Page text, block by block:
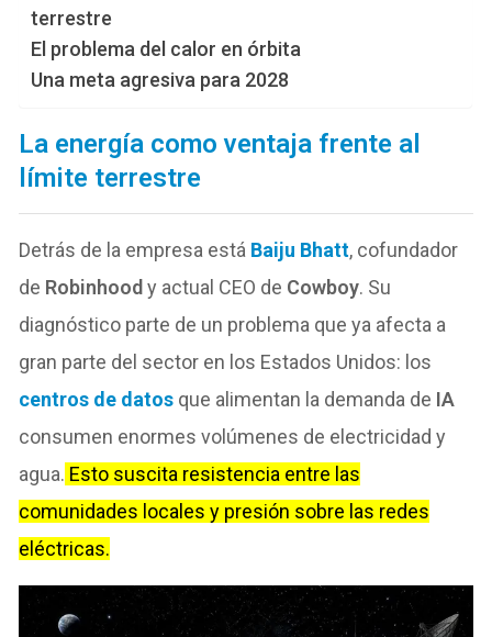
terrestre
El problema del calor en órbita
Una meta agresiva para 2028
La energía como ventaja frente al
límite terrestre
Detrás de la empresa está Baiju Bhatt, cofundador
de Robinhoody actual CEO de Cowboy. Su
diagnóstico parte de un problema que ya afecta a
gran parte del sector en los Estados Unidos: los
centros de datos que alimentan la demanda de IA
consumen enormes volúmenes de electricidad y
agua. Esto suscita resistencia entre las
comunidades locales y presión sobre las redes
eléctricas.